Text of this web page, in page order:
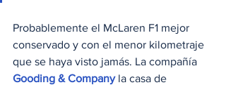
Probablemente el McLaren F1 mejor
conservado y con el menor kilometraje
que se haya visto jamás. La compañía
Gooding & Company la casa de